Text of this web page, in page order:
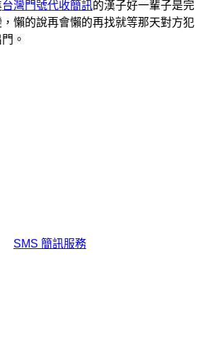
台灣門號代收簡訊的漢子好一輩子是完
懶的說再會懶的再找就等那天對方犯
。
SMS 簡訊服務